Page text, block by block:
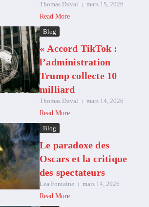
Thomas Duval
mars 15, 2026
Read More
Blog
« Accord TikTok :
l’administration
Trump collecte 10
milliard
Thomas Duval
mars 14, 2026
Read More
Blog
Le paradoxe des
Oscars et la critique
des spectateurs
Lea Fontaine
mars 14, 2026
Read More